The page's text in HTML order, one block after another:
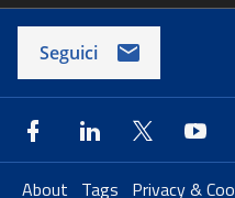
Seguici
About Tags Privacy &